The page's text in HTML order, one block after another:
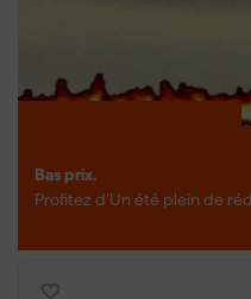
Bas prix.
Profitez d’Un été plein de